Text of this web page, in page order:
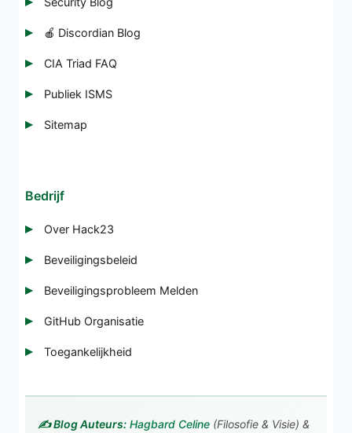
🍎 Discordian Blog
CIA Triad FAQ
Publiek ISMS
Sitemap
Bedrijf
Over Hack23
Beveiligingsbeleid
Beveiligingsprobleem Melden
GitHub Organisatie
Toegankelijkheid
✍️ Blog Auteurs: Hagbard Celine (Filosofie & Visie) &